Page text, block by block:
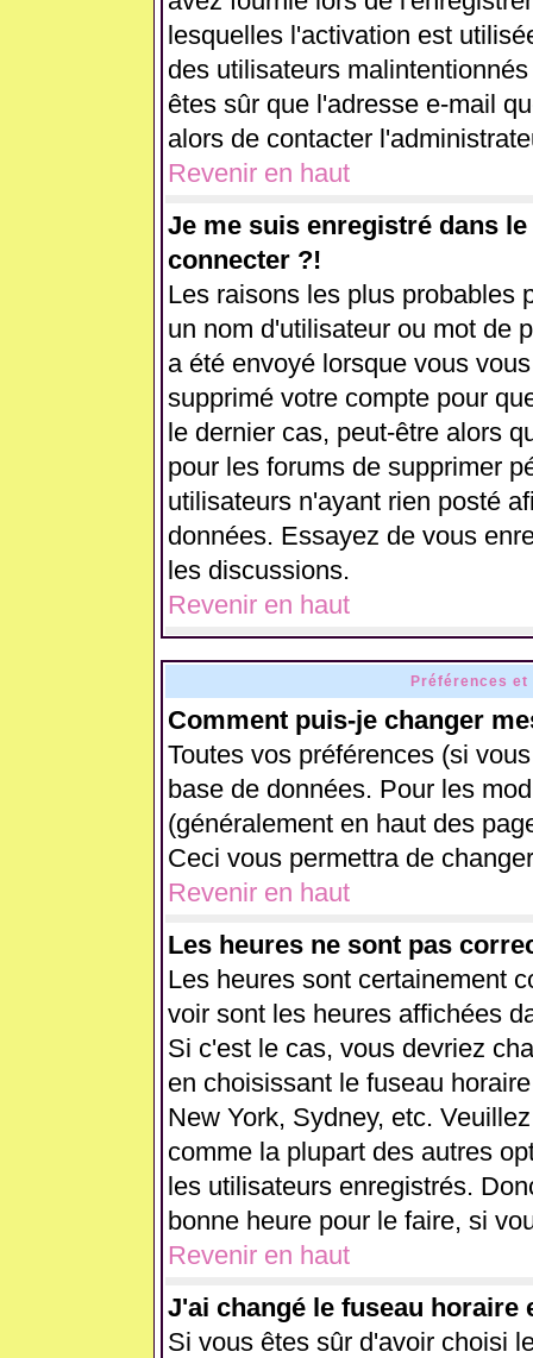
lesquelles l'activation est
des utilisateurs
êtes sûr que l'adresse e-mail
alors de contacter
Revenir en haut
Je me suis enregistré dans
connecter ?!
Les raisons les plus probables
un nom d'utilisateur ou mot de
a été envoyé lorsque vous
supprimé votre compte pour
le dernier cas, peut-être alors
pour les forums de supprimer
utilisateurs n'ayant rien posté
données. Essayez de vous
les discussions.
Revenir en haut
Préférences
Comment puis-je changer
Toutes vos préférences (si
base de données. Pour les
(généralement en haut des
Ceci vous permettra de
Revenir en haut
Les heures ne sont pas
Les heures sont certainement
voir sont les heures affichées
Si c'est le cas, vous devriez
en choisissant le fuseau
New York, Sydney, etc.
comme la plupart des autres
les utilisateurs enregistrés.
bonne heure pour le faire, si
Revenir en haut
J'ai changé le fuseau
Si vous êtes sûr d'avoir choisi